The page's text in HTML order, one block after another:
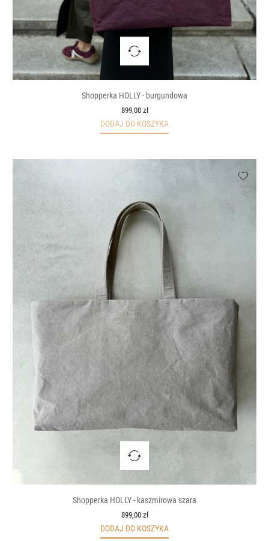
Shopperka HOLLY - burgundowa
899,00 zł
DODAJ DO KOSZYKA
Shopperka HOLLY - kaszmirowa szara
899,00 zł
DODAJ DO KOSZYKA